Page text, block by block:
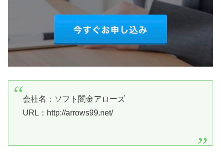
会社名： ソフト闇金アローズ
URL：http://arrows99.net/